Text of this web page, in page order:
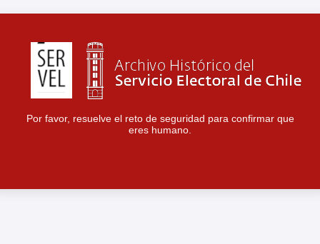
Por favor, resuelve el reto de seguridad para confirmar que
eres humano.